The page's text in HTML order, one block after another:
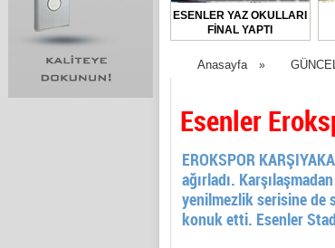
ESENLER YAZ OKULLARI
FİNAL YAPTI
Anasayfa »
Esenler
EROKSPOR
ağırladı.
yenilmezlik serisine de
konuk etti. Esenler